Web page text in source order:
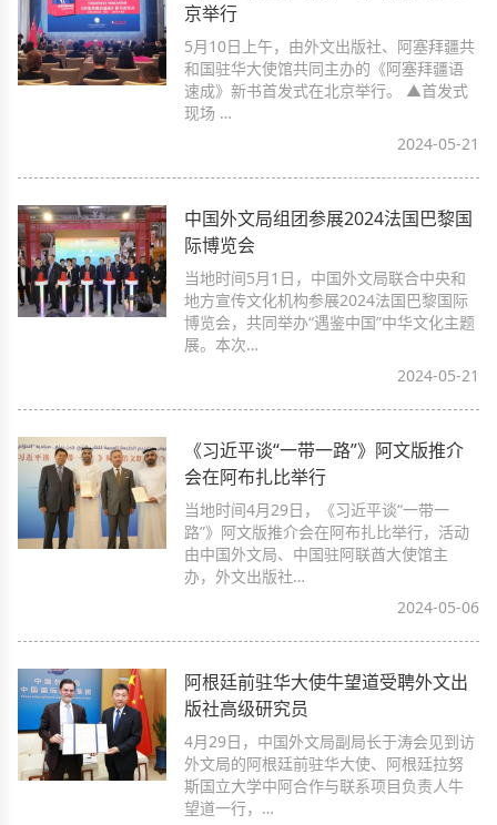
京举行
5月10日上午，由外文出版社、阿塞拜疆共
和国驻华大使馆共同主办的《阿塞拜疆语
速成》新书首发式在北京举行。 ▲首发式
现场 …
2024-05-21
中国外文局组团参展2024法国巴黎国
际博览会
当地时间5月1日，中国外文局联合中央和
地方宣传文化机构参展2024法国巴黎国际
博览会，共同举办“遇鉴中国”中华文化主题
展。本次…
2024-05-21
《习近平谈“一带一路”》阿文版推介
会在阿布扎比举行
当地时间4月29日，《习近平谈“一带一
路”》阿文版推介会在阿布扎比举行，活动
由中国外文局、中国驻阿联酋大使馆主
办，外文出版社…
2024-05-06
阿根廷前驻华大使牛望道受聘外文出
版社高级研究员
4月29日，中国外文局副局长于涛会见到访
外文局的阿根廷前驻华大使、阿根廷拉努
斯国立大学中阿合作与联系项目负责人牛
望道一行，…